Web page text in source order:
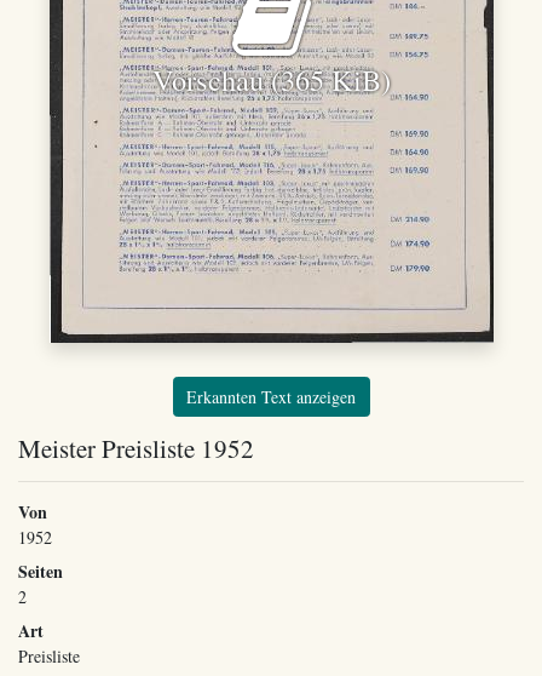
Vorschau (365 KiB)
Erkannten Text anzeigen
Meister Preisliste 1952
Von
1952
Seiten
2
Art
Preisliste